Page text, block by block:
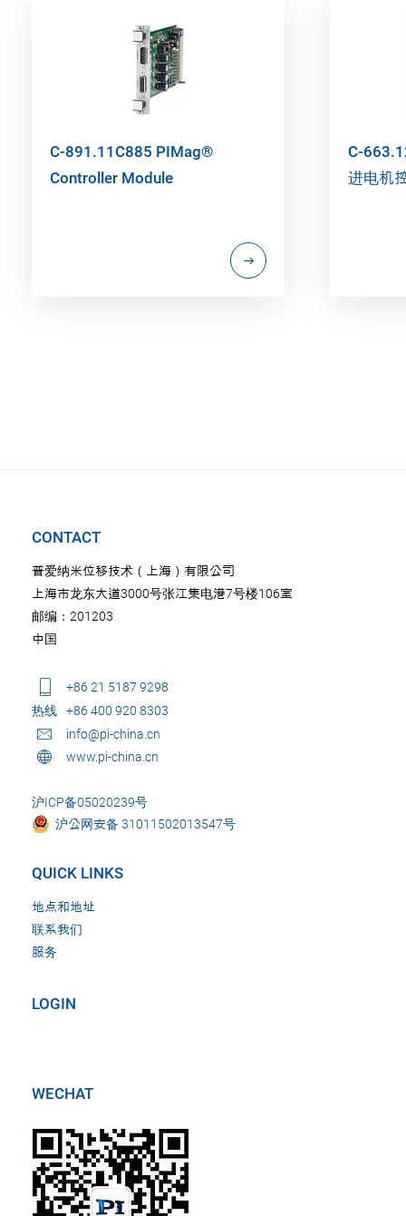
C-891.11C885 PIMag®
Controller Module
C-
进电机
CONTACT
普爱纳米位移技术（上海）有限公司
上海市龙东大道3000号张江集电港7号楼106室
邮编：201203
中国
+86 21 5187 9298
热线
+86 400 920 8303
info@pi-china.cn
www.pi-china.cn
沪ICP备05020239号
沪公网安备 31011502013547号
QUICK LINKS
地点和地址
联系我们
服务
LOGIN
WECHAT